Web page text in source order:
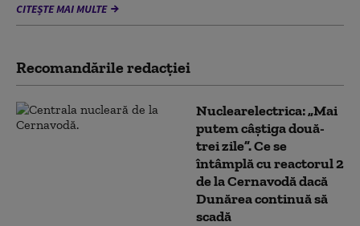
CITEȘTE MAI MULTE
Recomandările redacţiei
Nuclearelectrica: „Mai
putem câștiga două-
trei zile”. Ce se
întâmplă cu reactorul 2
de la Cernavodă dacă
Dunărea continuă să
scadă